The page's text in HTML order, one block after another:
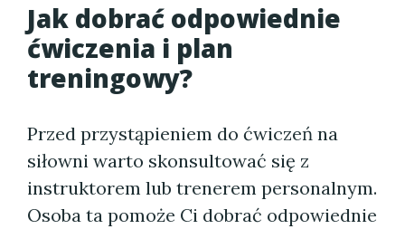
Jak dobrać odpowiednie
ćwiczenia i plan
treningowy?
Przed przystąpieniem do ćwiczeń na
siłowni warto skonsultować się z
instruktorem lub trenerem personalnym.
Osoba ta pomoże Ci dobrać odpowiednie